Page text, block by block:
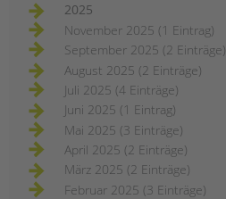
2025
November 2025 (1 Eintrag)
September 2025 (2 Einträge)
August 2025 (2 Einträge)
Juli 2025 (4 Einträge)
Juni 2025 (1 Eintrag)
Mai 2025 (3 Einträge)
April 2025 (2 Einträge)
März 2025 (2 Einträge)
Februar 2025 (3 Einträge)